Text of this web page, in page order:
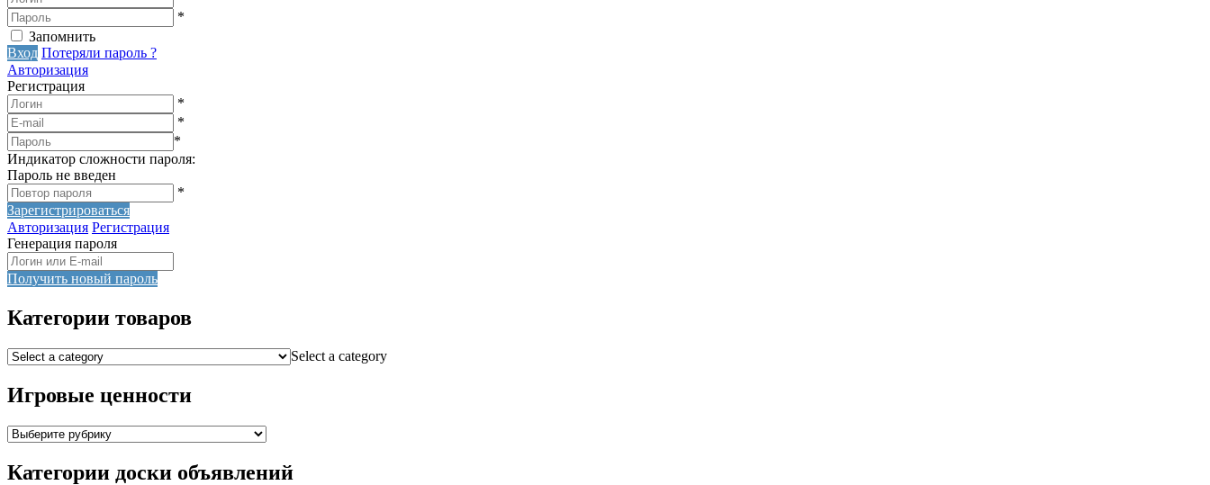
*
Запомнить
Вход Потеряли пароль ?
Авторизация
Регистрация
*
*
*
Индикатор сложности пароля:
Пароль не введен
*
Зарегистрироваться
Авторизация Регистрация
Генерация пароля
Получить новый пароль
Категории товаров
Select a category
Игровые ценности
Категории доски объявлений